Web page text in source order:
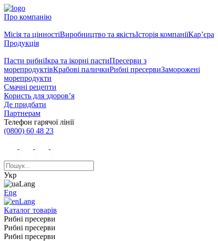
Про компанію
Місія та цінностіВиробництво та якістьІсторія компаніїКар’єра
Продукція
Пасти рибніІкра та ікорні пастиПресерви з
морепродуктівКрабові паличкиРибні пресервиЗаморожені
морепродукти
Смачні рецепти
Користь для здоров’я
Де придбати
Партнерам
Телефон гарячої лінії
(0800) 60 48 23
Укр
Eng
Каталог товарів
Рибні пресерви
Рибні пресерви
Рибні пресерви